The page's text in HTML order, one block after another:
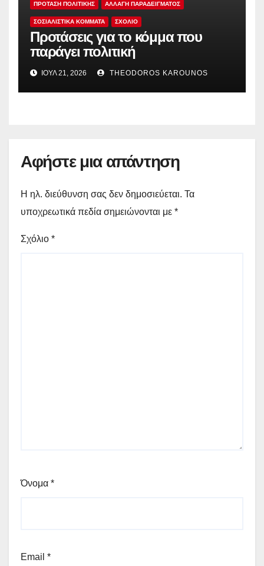
ΠΡΟΤΑΣΗ ΠΟΛΙΤΙΚΗΣ ΑΛΛΑΓΗ ΠΑΡΑΔΕΙΓΜΑΤΟΣ
ΣΟΣΙΑΛΙΣΤΙΚΆ ΚΌΜΜΑΤΑ ΣΧΟΛΙΟ
Προτάσεις για το κόμμα που
παράγει πολιτική
ΙΟΎΛ 21, 2026 THEODOROS KAROUNOS
Αφήστε μια απάντηση
Η ηλ. διεύθυνση σας δεν δημοσιεύεται. Τα
υποχρεωτικά πεδία σημειώνονται με *
Σχόλιο *
Όνομα *
Email *